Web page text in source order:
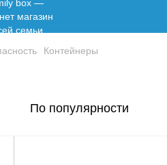
Контейнеры
По популярности